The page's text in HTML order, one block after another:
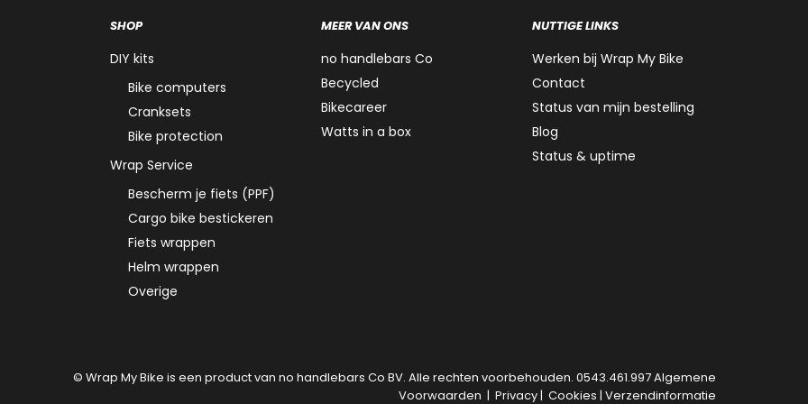
SHOP
DIY kits
Bike computers
Cranksets
Bike protection
Wrap Service
Bescherm je fiets (PPF)
Cargo bike bestickeren
Fiets wrappen
Helm wrappen
Overige
MEER VAN ONS
no handlebars Co
Becycled
Bikecareer
Watts in a box
NUTTIGE LINKS
Werken bij Wrap My Bike
Contact
Status van mijn bestelling
Blog
Status & uptime
© Wrap My Bike is een product van no handlebars Co BV. Alle rechten voorbehouden. 0543.461.997Algemene
Voorwaarden | Privacy | Cookies | Verzendinformatie